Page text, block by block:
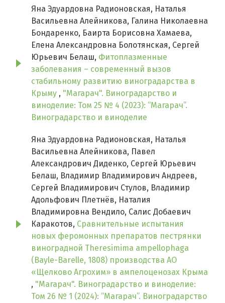
Яна Эдуардовна Радионовская, Наталья
Васильевна Алейникова, Галина Николаевна
Бондаренко, Баирта Борисовна Хамаева,
Елена Александровна Болотянская, Сергей
Юрьевич Белаш, Фитоплазменные
заболевания – современный вызов
стабильному развитию виноградарства в
Крыму , "Магарач". Виноградарство и
виноделие: Том 25 № 4 (2023): “Магарач”.
Виноградарство и виноделие
Яна Эдуардовна Радионовская, Наталья
Васильевна Алейникова, Павел
Александрович Диденко, Сергей Юрьевич
Белаш, Владимир Владимирович Андреев,
Сергей Владимирович Стулов, Владимир
Адольфович Плетнёв, Наталия
Владимировна Вендило, Салис Добаевич
Каракотов, Сравнительные испытания
новых феромонных препаратов пестрянки
виноградной Theresimima ampellophaga
(Bayle-Barelle, 1808) производства АО
«Щелково Агрохим» в ампелоценозах Крыма
, "Магарач". Виноградарство и виноделие:
Том 26 № 1 (2024): “Магарач”. Виноградарство